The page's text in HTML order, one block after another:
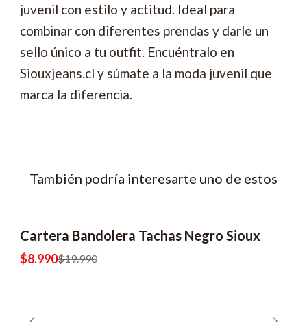
juvenil con estilo y actitud. Ideal para
combinar con diferentes prendas y darle un
sello único a tu outfit. Encuéntralo en
Siouxjeans.cl y súmate a la moda juvenil que
marca la diferencia.
También podría interesarte uno de estos
-55% OFF
Cartera Bandolera Tachas Negro Sioux
$8.990$19.990